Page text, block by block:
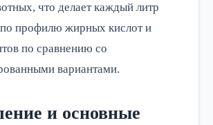
что делает каждый литр
профилю жирных кислот и
по сравнению со
вариантами.
и основные